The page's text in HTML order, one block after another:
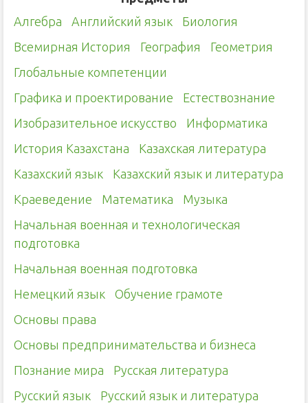
Алгебра
Английский язык
Биология
Всемирная История
География
Геометрия
Глобальные компетенции
Графика и проектирование
Естествознание
Изобразительное искусство
Информатика
История Казахстана
Казахская литература
Казахский язык
Казахский язык и литература
Краеведение
Математика
Музыка
Начальная военная и технологическая
подготовка
Начальная военная подготовка
Немецкий язык
Обучение грамоте
Основы права
Основы предпринимательства и бизнеса
Познание мира
Русская литература
Русский язык
Русский язык и литература